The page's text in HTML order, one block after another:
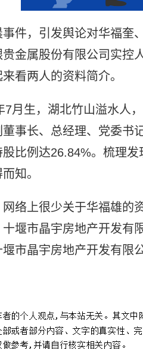
件，引发舆论对华福奎
金属股份有限公司实控
看两人的资料简介。
7月生，湖北竹山溢水人
事长、总经理、党委书
比例达26.84%。梳理
知。
络上很少关于华福雄的
堰市晶宇房地产开发有
市晶宇房地产开发有限